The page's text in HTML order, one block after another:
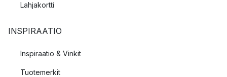
Lahjakortti
INSPIRAATIO
Inspiraatio & Vinkit
Tuotemerkit